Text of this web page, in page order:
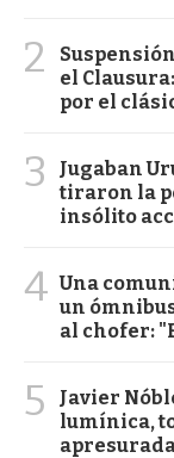
2
el
por el
3
Jugaban
tiraron la
insólito
4 Una
un
al chofer:
5
Javier
lumínica,